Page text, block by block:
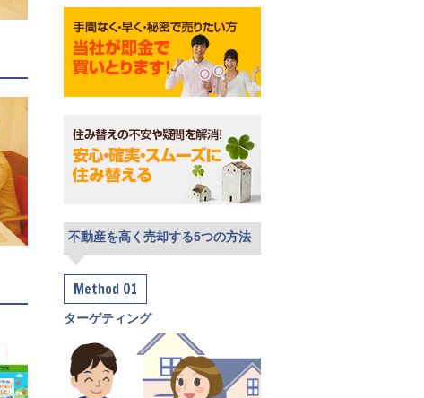
不動産を高く売却する5つの方法
Method 01
ターゲティング